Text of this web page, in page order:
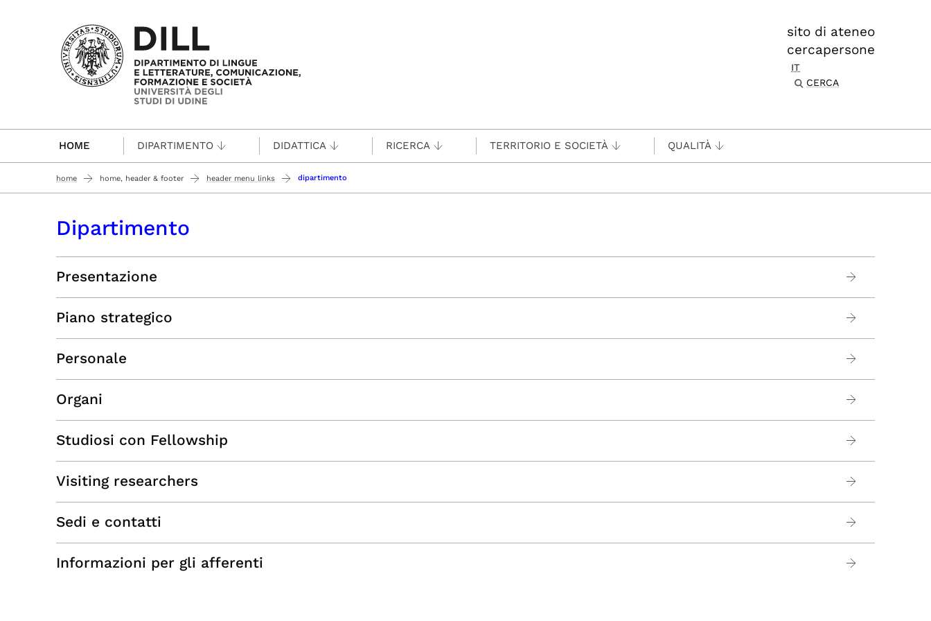
Passa al contenuto principale
sito di ateneo
cercapersone
IT
CERCA
HOME DIPARTIMENTO DIDATTICA RICERCA TERRITORIO E SOCIETÀ QUALITÀ
home home, header & footer header menu links dipartimento
Dipartimento
Presentazione
Piano strategico
Personale
Organi
Studiosi con Fellowship
Visiting researchers
Sedi e contatti
Informazioni per gli afferenti